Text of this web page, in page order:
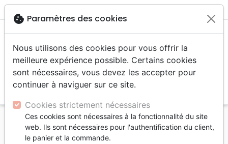
menu
Accueil eBooks Découverte de la foi
cookie Paramètres des cookies
Nous utilisons des cookies pour vous offrir la
meilleure expérience possible. Certains cookies
sont nécessaires, vous devez les accepter pour
continuer à naviguer sur ce site.
Cookies strictement nécessaires
Ces cookies sont nécessaires à la fonctionnalité du site
web. Ils sont nécessaires pour l'authentification du client,
le panier et la commande.